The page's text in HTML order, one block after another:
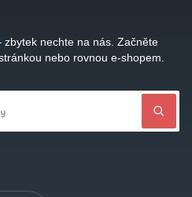
nechte na nás. Začněte
nebo rovnou e-shopem.